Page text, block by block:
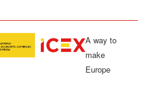
A way to
make
Europe